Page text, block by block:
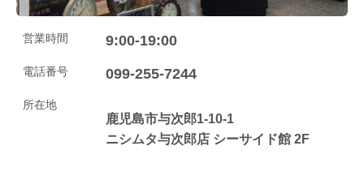
営業時間 9:00-19:00
電話番号 099-255-7244
所在地
鹿児島市与次郎1-10-1
ニシムタ与次郎店 シーサイド館 2F